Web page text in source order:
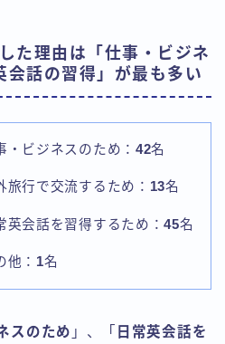
た理由は「仕事・ビジネ
会話の習得」が最も多い
・ビジネスのため： 42名
旅行で交流するため： 13名
英会話を習得するため：45名
他： 1名
スのため 」、「 日常英会話を